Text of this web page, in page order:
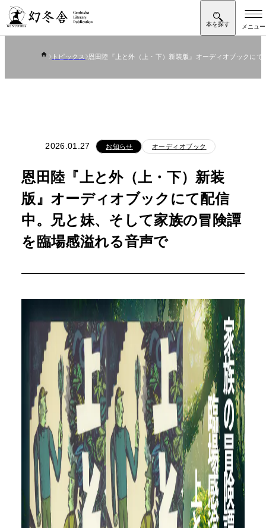
トピックス 恩田陸『上と外（上・下）新装版』オーディオブックに
2026.01.27 お知らせ オーディオブック
恩田陸『上と外（上・下）新装
版』オーディオブックにて配信
中。兄と妹、そして家族の冒険譚
を臨場感溢れる音声で